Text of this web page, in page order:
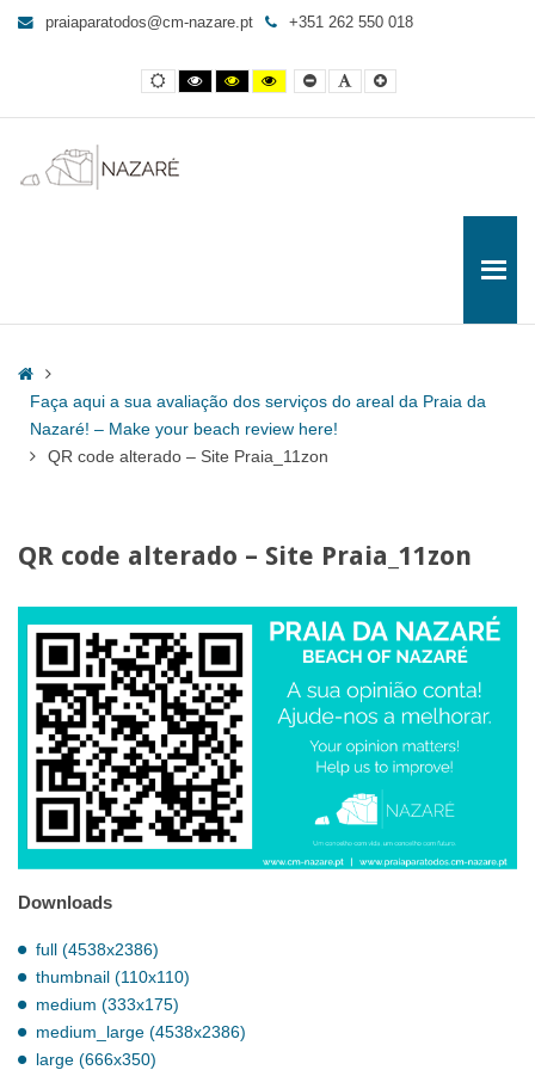
Site
Praia_11zon
praiaparatodos@cm-nazare.pt +351 262 550 018
Contraste
normal
Contraste
preto
branco
Contraste
preto
amarelo
Yellow
and
contrast
Smaller
Font
Letra
por
Letra
maior
Home
Faça aqui a sua avaliação dos serviços do areal da Praia da
Nazaré! – Make your beach review here!
QR code alterado – Site Praia_11zon
QR code alterado – Site Praia_11zon
Downloads
full (4538x2386)
thumbnail (110x110)
medium (333x175)
medium_large (4538x2386)
large (666x350)